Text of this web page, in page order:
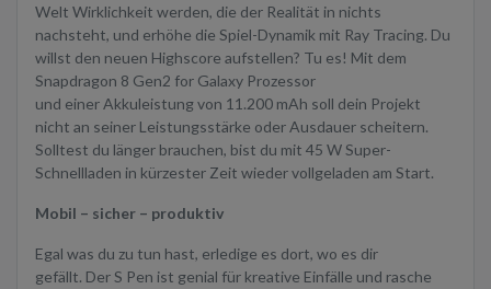
Welt Wirklichkeit werden, die der Realität in nichts
nachsteht, und erhöhe die Spiel-Dynamik mit Ray Tracing. Du
willst den neuen Highscore aufstellen? Tu es! Mit dem
Snapdragon 8 Gen2 for Galaxy Prozessor
und einer Akkuleistung von 11.200 mAh soll dein Projekt
nicht an seiner Leistungsstärke oder Ausdauer scheitern.
Solltest du länger brauchen, bist du mit 45 W Super-
Schnellladen in kürzester Zeit wieder vollgeladen am Start.
Mobil – sicher – produktiv
Egal was du zu tun hast, erledige es dort, wo es dir
gefällt. Der S Pen ist genial für kreative Einfälle und rasche